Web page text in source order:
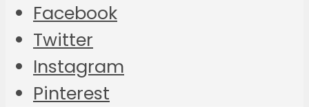
Facebook
Twitter
Instagram
Pinterest